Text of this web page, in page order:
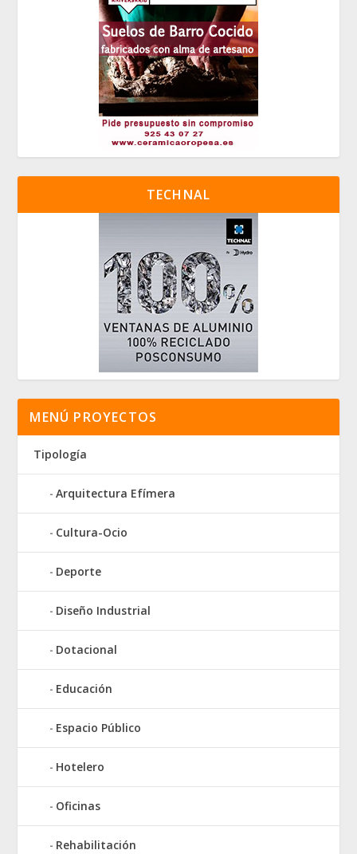
TECHNAL
MENÚ PROYECTOS
Tipología
Arquitectura Efímera
Cultura-Ocio
Deporte
Diseño Industrial
Dotacional
Educación
Espacio Público
Hotelero
Oficinas
Rehabilitación